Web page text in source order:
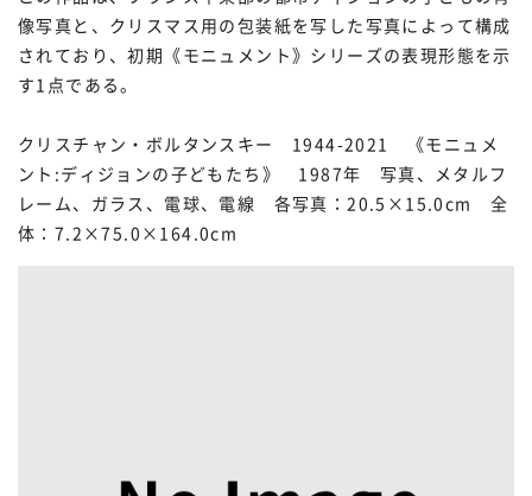
像写真と、クリスマス用の包装紙を写した写真によって構成
されており、初期《モニュメント》シリーズの表現形態を示
す1点である。
クリスチャン・ボルタンスキー 1944-2021 《モニュメ
ント:ディジョンの子どもたち》 1987年 写真、メタルフ
レーム、ガラス、電球、電線 各写真：20.5×15.0cm 全
体：7.2×75.0×164.0cm